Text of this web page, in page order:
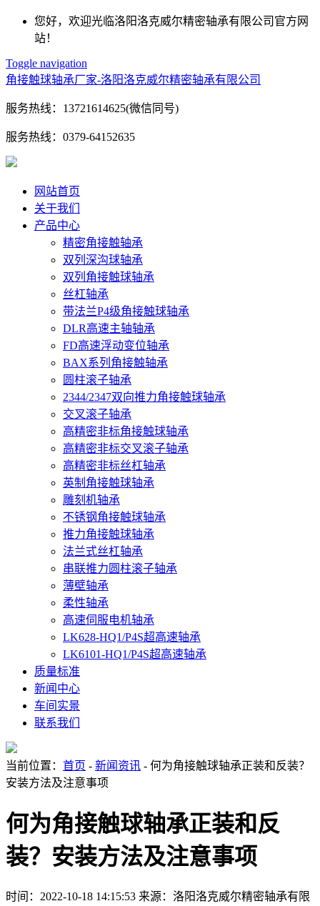
您好，欢迎光临洛阳洛克威尔精密轴承有限公司官方网
站！
Toggle navigation
角接触球轴承厂家-洛阳洛克威尔精密轴承有限公司
服务热线： 13721614625(微信同号)
服务热线： 0379-64152635
网站首页
关于我们
产品中心
精密角接触轴承
双列深沟球轴承
双列角接触球轴承
丝杠轴承
带法兰P4级角接触球轴承
DLR高速主轴轴承
FD高速浮动变位轴承
BAX系列角接触轴承
圆柱滚子轴承
2344/2347双向推力角接触球轴承
交叉滚子轴承
高精密非标角接触球轴承
高精密非标交叉滚子轴承
高精密非标丝杠轴承
英制角接触球轴承
雕刻机轴承
不锈钢角接触球轴承
推力角接触球轴承
法兰式丝杠轴承
串联推力圆柱滚子轴承
薄壁轴承
柔性轴承
高速伺服电机轴承
LK628-HQ1/P4S超高速轴承
LK6101-HQ1/P4S超高速轴承
质量标准
新闻中心
车间实景
联系我们
当前位置： 首页 - 新闻资讯 - 何为角接触球轴承正装和反装？
安装方法及注意事项
何为角接触球轴承正装和反
装？安装方法及注意事项
时间：2022-10-18 14:15:53 来源：洛阳洛克威尔精密轴承有限